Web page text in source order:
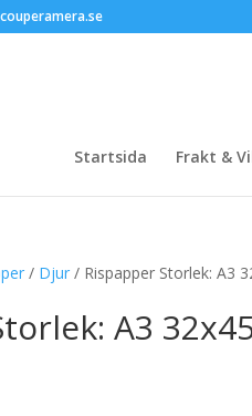
Startsida Frakt &
/ Djur / Rispapper Storlek: A3
A3